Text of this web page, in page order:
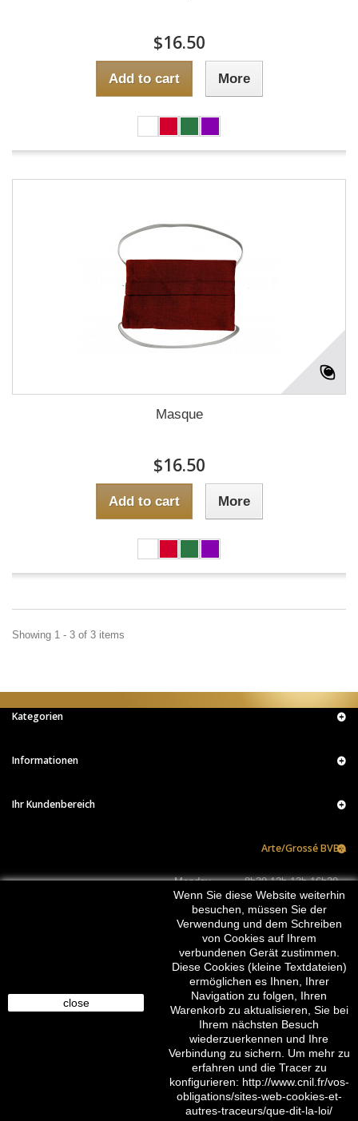
$16.50
Add to cart More
Masque
$16.50
Add to cart More
Showing 1 - 3 of 3 items
Kategorien
Informationen
Ihr Kundenbereich
Arte/Grossé BVBA
Monday
Tuesday
Wednesday
Thursday
Friday
Saturday
Sunday
8h30-12h 13h-16h30
8h30-12h 13h-16h30
8h30-12h 13h-16h30
8h30-12h 13h-16h30
8h30-12h 13h-16h30
Closed
Closed
close
Wenn Sie diese Website weiterhin
besuchen, müssen Sie der
Verwendung und dem Schreiben
von Cookies auf Ihrem
verbundenen Gerät zustimmen.
Diese Cookies (kleine Textdateien)
ermöglichen es Ihnen, Ihrer
Navigation zu folgen, Ihren
Warenkorb zu aktualisieren, Sie bei
Ihrem nächsten Besuch
wiederzuerkennen und Ihre
Verbindung zu sichern. Um mehr zu
erfahren und die Tracer zu
konfigurieren: http://www.cnil.fr/vos-
obligations/sites-web-cookies-et-
autres-traceurs/que-dit-la-loi/
© 2016-2026 arte/grossé. Tous droits réservés.